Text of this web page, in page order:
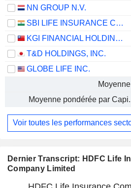
Dernier Transcript: HDFC Life
Company Limited
NN GROUP N.V.
SBI LIFE INSURANCE COMPANY LIMITED
KGI FINANCIAL HOLDING CO., LTD.
T&D HOLDINGS, INC.
GLOBE LIFE INC.
Moyenne
Moyenne pondérée par Capi.
Voir toutes les performances